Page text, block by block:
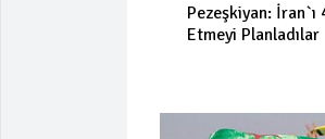
Pezeşkiyan:
Etmeyi Planladılar